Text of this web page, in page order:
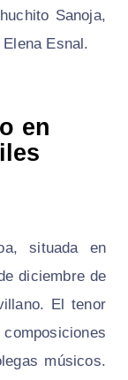
Sanoja,
Esnal.
en
situada en
diciembre de
El tenor
músicos.